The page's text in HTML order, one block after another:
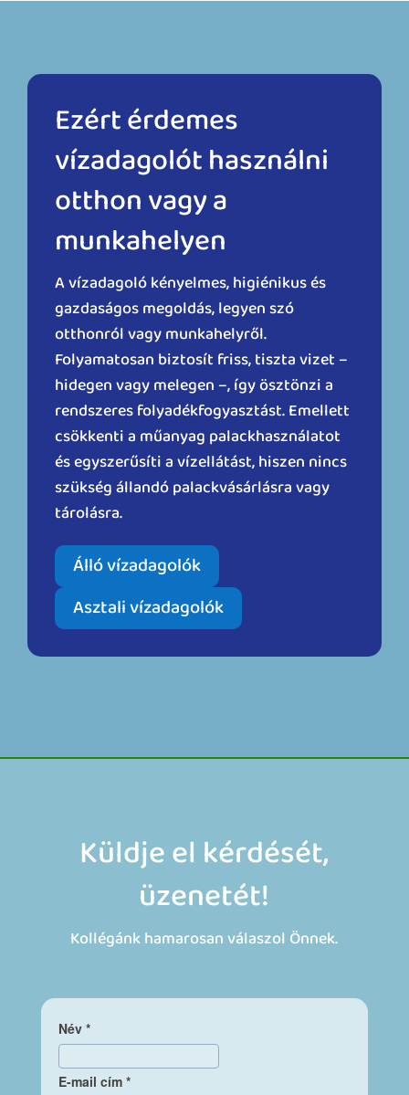
Ezért érdemes
vízadagolót használni
otthon vagy a
munkahelyen
A vízadagoló kényelmes, higiénikus és
gazdaságos megoldás, legyen szó
otthonról vagy munkahelyről.
Folyamatosan biztosít friss, tiszta vizet –
hidegen vagy melegen –, így ösztönzi a
rendszeres folyadékfogyasztást. Emellett
csökkenti a műanyag palackhasználatot
és egyszerűsíti a vízellátást, hiszen nincs
szükség állandó palackvásárlásra vagy
tárolásra.
Álló vízadagolók
Asztali vízadagolók
Küldje el kérdését,
üzenetét!
Kollégánk hamarosan válaszol Önnek.
Név *
E-mail cím *